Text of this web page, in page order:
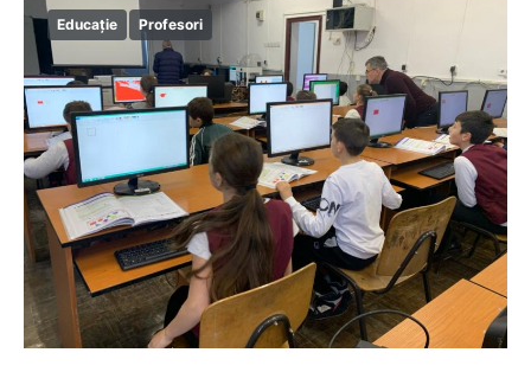
Educație Profesori